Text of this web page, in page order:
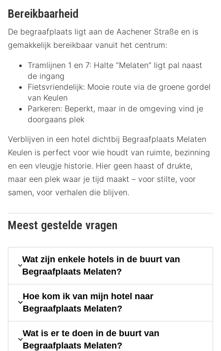
Bereikbaarheid
De begraafplaats ligt aan de Aachener Straße en is
gemakkelijk bereikbaar vanuit het centrum:
Tramlijnen 1 en 7: Halte “Melaten” ligt pal naast
de ingang
Fietsvriendelijk: Mooie route via de groene gordel
van Keulen
Parkeren: Beperkt, maar in de omgeving vind je
doorgaans plek
Verblijven in een hotel dichtbij Begraafplaats Melaten
Keulen is perfect voor wie houdt van ruimte, bezinning
en een vleugje historie. Hier geen haast of drukte,
maar een plek waar je tijd maakt – voor stilte, voor
samen, voor verhalen die blijven.
Meest gestelde vragen
Wat zijn enkele hotels in de buurt van
Begraafplaats Melaten?
Hoe kom ik van mijn hotel naar
Begraafplaats Melaten?
Wat is er te doen in de buurt van
Begraafplaats Melaten?